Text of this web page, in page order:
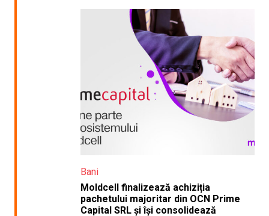
Bani
Moldcell finalizează achiziția
pachetului majoritar din OCN Prime
Capital SRL și își consolidează